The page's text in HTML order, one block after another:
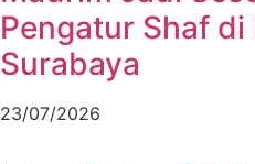
Pengatur Shaf
Surabaya
23/07/2026